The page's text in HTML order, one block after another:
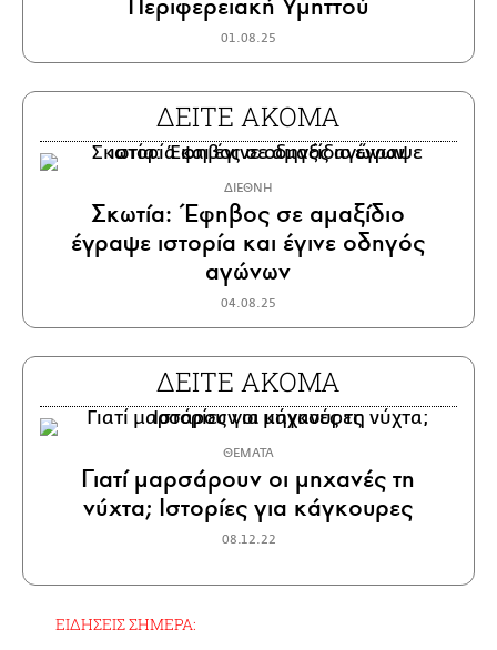
01.08.25
ΔΕΙΤΕ ΑΚΟΜΑ
ΔΙΕΘΝΗ
Σκωτία: Έφηβος σε αμαξίδιο
έγραψε ιστορία και έγινε οδηγός
αγώνων
04.08.25
ΔΕΙΤΕ ΑΚΟΜΑ
ΘΕΜΑΤΑ
Γιατί μαρσάρουν οι μηχανές τη
νύχτα; Ιστορίες για κάγκουρες
08.12.22
ΕΙΔΗΣΕΙΣ ΣΗΜΕΡΑ: